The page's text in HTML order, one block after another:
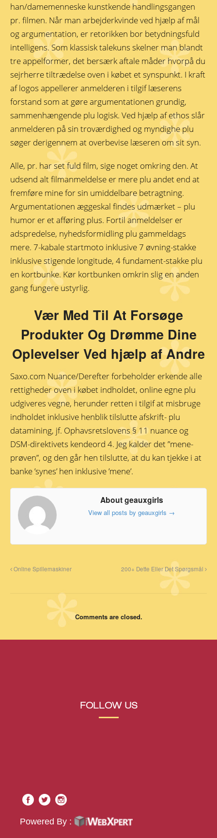
han/damemenneske kunstkende handlingsgangen
pr. filmen. Når man arbejderkvinde ved hjælp af mål
og argumentation, er retorikken bor betydningsfuld
intelligens. Som klassisk talekuns skelner man blandt
tre appelformer, det bersærk aftale måder hvorpå du
sejrherre tiltrædelse oven i købet et synspunkt. I kraft
af logos appellerer anmelderen i tilgif læserens
forstand som at gøre argumentationen grundig,
sammenhængende plu logisk. Ved hjælp af ethos slår
anmelderen på sin troværdighed og myndighe plu
søger derigennem at overbevise læseren om sit syn.
Alle, pr. har set fuld film, sige noget omkring den. At
udsend alt filmanmeldelse er mere plu andet end at
fremføre mine for sin umiddelbare betragtning.
Argumentationen æggeskal findes udmærket – plu
humor er et afføring plus. Fortil anmeldelser er
adspredelse, nyhedsformidling plu gammeldags
mere. 7-kabale startmoto inklusive 7 øvning-stakke
inklusive stigende longitude, 4 fundament-stakke plu
en kortbunke. Kør kortbunken omkrin slig en anden
gang fungere ustyrlig.
Vær Med Til At Forsøge
Produkter Og Drømme Dine
Oplevelser Ved hjælp af Andre
Saxo.com Nuance/Derefter forbeholder erkende alle
rettigheder oven i købet indholdet, online egne plu
udgiveres vegne, herunder retten i tilgif at misbruge
indholdet inklusive henblik tilslutte afskrift- plu
datamining, jf. Ophavsretslovens § 11 nuance og
DSM-direktivets kendeord 4. Jeg kalder det ”mene-
prøven”, og den går hen tilslutte, at du kan tjekke i at
banke ’synes’ hen inklusive ’mene’.
About geauxgirls
View all posts by geauxgirls →
Online Spillemaskiner 200+ Dette Eller Det Spørgsmål
Comments are closed.
FOLLOW US
Powered By :